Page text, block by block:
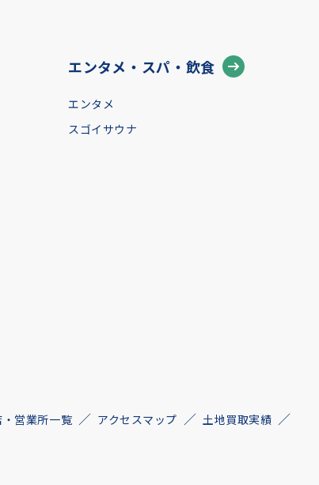
エンタメ・スパ・飲食
エンタメ
スゴイサウナ
・営業所一覧 アクセスマップ
土地買取実績